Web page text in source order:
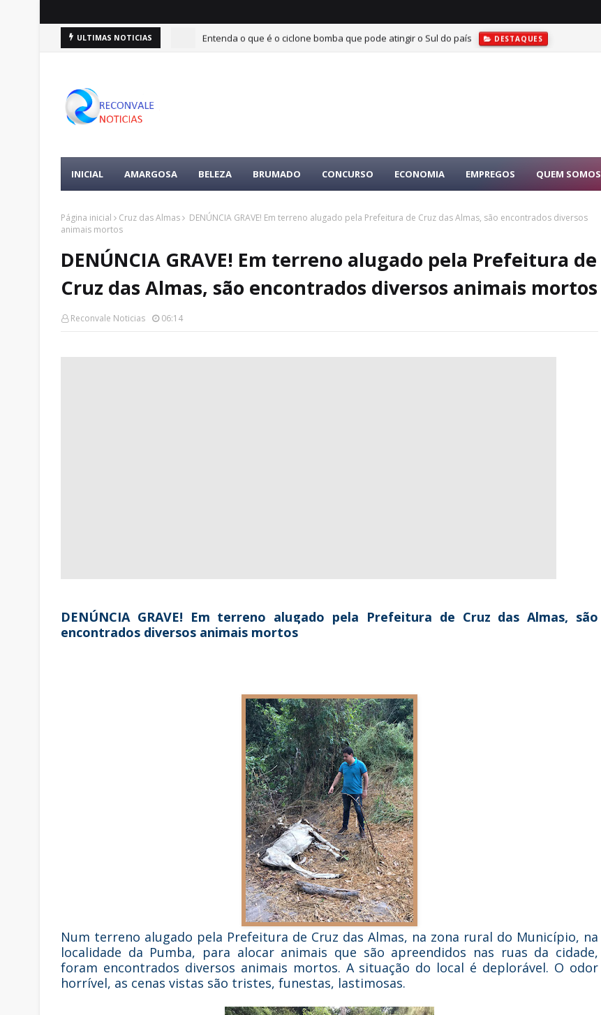
ULTIMAS NOTICIAS Entenda o que é o ciclone bomba que pode atingir o Sul do país DESTAQUES
INICIAL AMARGOSA BELEZA BRUMADO CONCURSO ECONOMIA EMPREGOS QUEM SOMOS
Página inicial Cruz das Almas
DENÚNCIA GRAVE! Em terreno alugado pela Prefeitura de Cruz das Almas, são encontrados diversos
animais mortos
DENÚNCIA GRAVE! Em terreno alugado pela Prefeitura de
Cruz das Almas, são encontrados diversos animais mortos
Reconvale Noticias 06:14
DENÚNCIA GRAVE! Em terreno alugado pela Prefeitura de Cruz das Almas, são
encontrados diversos animais mortos
Num terreno alugado pela Prefeitura de Cruz das Almas, na zona rural do Município, na
localidade da Pumba, para alocar animais que são apreendidos nas ruas da cidade,
foram encontrados diversos animais mortos. A situação do local é deplorável. O odor
horrível, as cenas vistas são tristes, funestas, lastimosas.